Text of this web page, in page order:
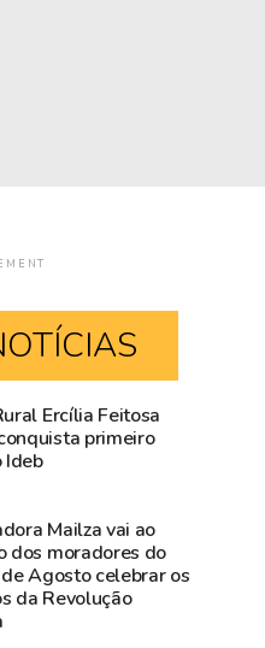
Ercília Feitosa
primeiro
Ideb
Mailza vai ao
dos moradores do
Agosto celebrar os
da Revolução